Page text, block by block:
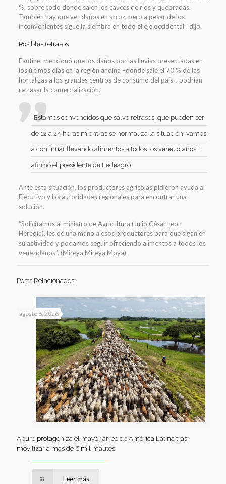
%, sobre todo donde salen los cauces de ríos y quebradas.
También hay que ver daños en arroz, pero a pesar de los
inconvenientes sigue la siembra en todo el eje occidental”, dijo.
Posibles retrasos
Fantinel mencionó que los daños por las lluvias presentadas en
los últimos días en la región andina –donde sale el 70 % de las
hortalizas a los grandes centros de consumo del país–, podrían
retrasar la comercialización.
“Estamos convencidos que salvo retrasos, que pueden ser
de 12 a 24 horas mientras se normaliza la situación, vamos
a continuar llevando alimentos a todos los venezolanos”,
afirmó el presidente de Fedeagro.
Ante esta situación, los productores agrícolas pidieron ayuda al
Ejecutivo y las autoridades regionales para encontrar una
solución.
“Solicitamos al ministro de Agricultura (Julio César Leon
Heredia), les dé una mano a esos productores para que sigan en
su actividad y podamos seguir ofreciendo alimentos a todos los
venezolanos”. (Mireya Mireya Moya)
Posts Relacionados
agosto 6, 2026
Apure protagoniza el mayor arreo de América Latina tras
movilizar a más de 6 mil mautes
Leer más